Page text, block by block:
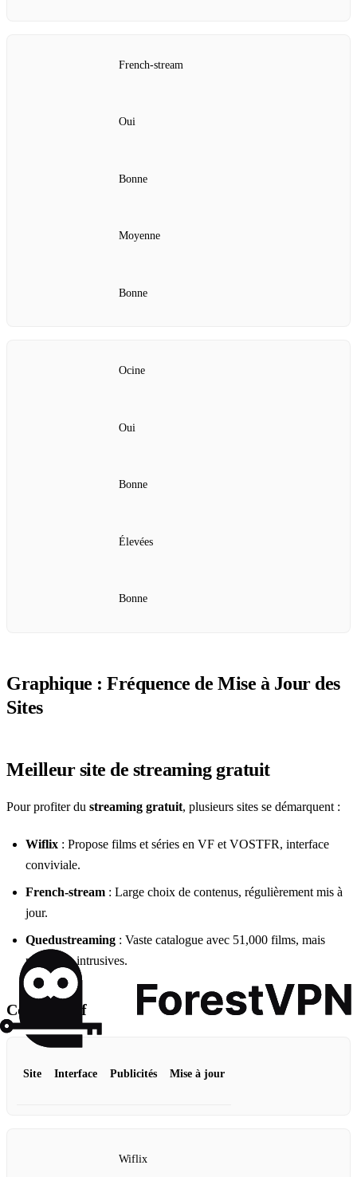
French-stream
Oui
Bonne
Moyenne
Bonne
Ocine
Oui
Bonne
Élevées
Bonne
Graphique : Fréquence de Mise à Jour des
Sites
Meilleur site de streaming gratuit
Pour profiter du streaming gratuit, plusieurs sites se démarquent :
Wiflix : Propose films et séries en VF et VOSTFR, interface
conviviale.
French-stream : Large choix de contenus, régulièrement mis à
jour.
Quedustreaming : Vaste catalogue avec 51,000 films, mais
publicités intrusives.
Comparatif
Site Interface Publicités Mise à jour
Wiflix